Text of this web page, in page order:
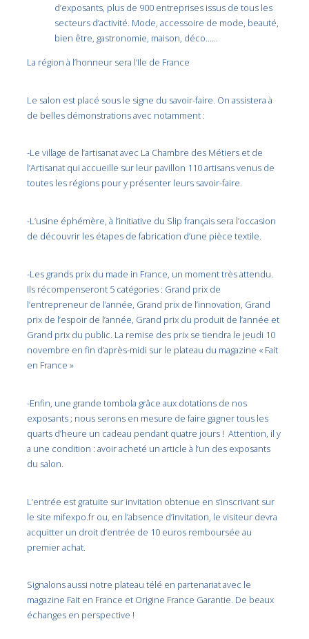
d’exposants, plus de 900 entreprises issus de tous les
secteurs d’activité. Mode, accessoire de mode, beauté,
bien être, gastronomie, maison, déco……
La région à l’honneur sera l’Ile de France
Le salon est placé sous le signe du savoir-faire. On assistera à
de belles démonstrations avec notamment :
-Le village de l’artisanat avec La Chambre des Métiers et de
l’Artisanat qui accueille sur leur pavillon 110 artisans venus de
toutes les régions pour y présenter leurs savoir-faire.
-L’usine éphémère, à l’initiative du Slip français sera l’occasion
de découvrir les étapes de fabrication d’une pièce textile.
-Les grands prix du made in France, un moment très attendu.
Ils récompenseront 5 catégories : Grand prix de
l’entrepreneur de l’année, Grand prix de l’innovation, Grand
prix de l’espoir de l’année, Grand prix du produit de l’année et
Grand prix du public. La remise des prix se tiendra le jeudi 10
novembre en fin d’après-midi sur le plateau du magazine « Fait
en France »
-Enfin, une grande tombola grâce aux dotations de nos
exposants ; nous serons en mesure de faire gagner tous les
quarts d’heure un cadeau pendant quatre jours ! Attention, il y
a une condition : avoir acheté un article à l’un des exposants
du salon.
L’entrée est gratuite sur invitation obtenue en s’inscrivant sur
le site mifexpo.fr ou, en l’absence d’invitation, le visiteur devra
acquitter un droit d’entrée de 10 euros remboursée au
premier achat.
Signalons aussi notre plateau télé en partenariat avec le
magazine Fait en France et Origine France Garantie. De beaux
échanges en perspective !